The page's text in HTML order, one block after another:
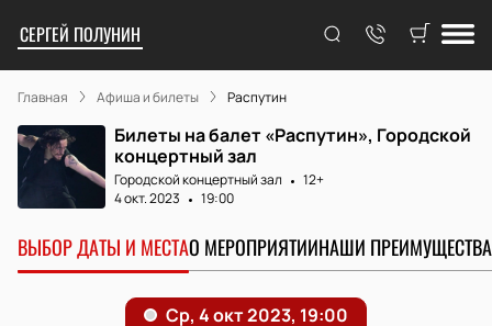
СЕРГЕЙ ПОЛУНИН
Главная Афиша и билеты Распутин
Билеты на балет «Распутин», Городской
концертный зал
Городской концертный зал
12+
4 окт. 2023
19:00
ВЫБОР ДАТЫ И МЕСТАО МЕРОПРИЯТИИНАШИ ПРЕИМУЩЕСТВА